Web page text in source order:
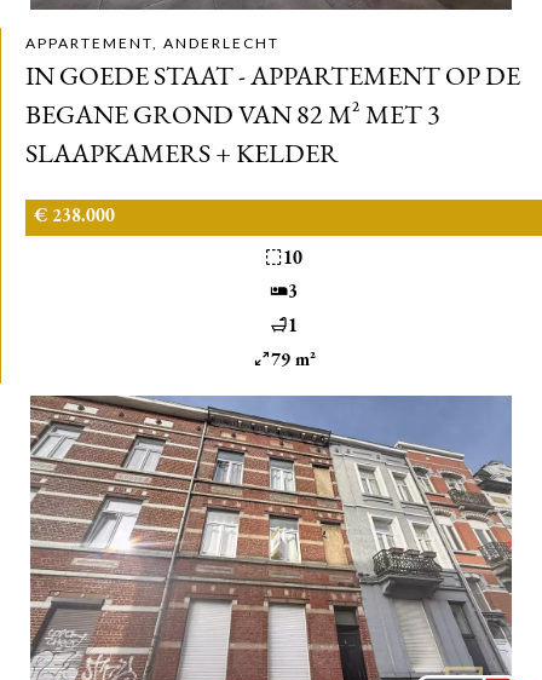
APPARTEMENT, ANDERLECHT
IN GOEDE STAAT - APPARTEMENT OP DE
BEGANE GROND VAN 82 M² MET 3
SLAAPKAMERS + KELDER
€ 238.000
10
3
1
79 m²